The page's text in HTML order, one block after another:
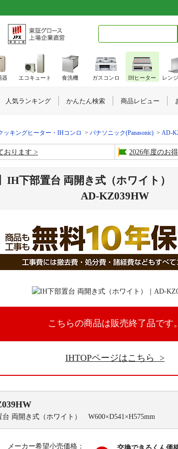
ッキングヒーター・IHコンロ パナソニック(Panasonic) AD-
おります 2026年度のお
IH下部置台 両開き式（ホワイト
AD-KZ039HW
こちらの商品は販売終了品です
IHTOPページはこちら
台 両開き式（ホワイト） W600×D541×H575mm
メーカー希望小売価格：
器 エコキュート 食洗機 ガスコンロ IHヒーター レン
人気ランキング かんたん検索 商品レビュー